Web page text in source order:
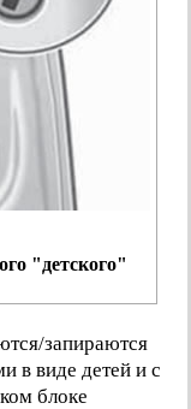
"детского"
запираются
в виде детей и с
блоке